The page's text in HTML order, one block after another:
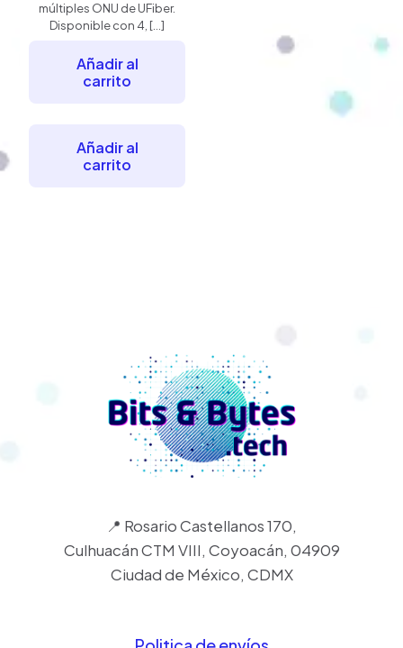
múltiples ONU de UFiber.
Disponible con 4, […]
Añadir al
carrito
Añadir al
carrito
📍 Rosario Castellanos 170,
Culhuacán CTM VIII, Coyoacán, 04909
Ciudad de México, CDMX